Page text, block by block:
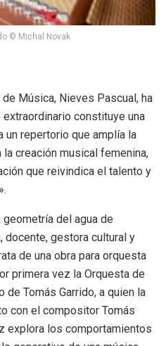
© Michal Novak
Música, Nieves Pascual, ha
constituye una
un repertorio que amplía la
creación musical femenina,
que reivindica el talento y
geometría del agua de
docente, gestora cultural y
de una obra para orquesta
primera vez la Orquesta de
de Tomás Garrido, a quien la
con el compositor Tomás
explora los comportamientos